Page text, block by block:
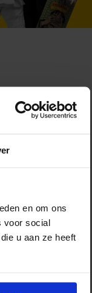
en om ons
voor social
u aan ze heeft